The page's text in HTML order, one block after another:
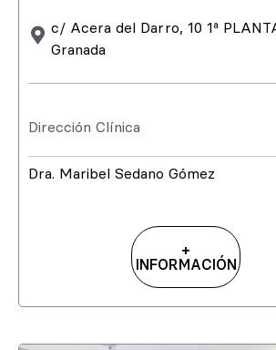
c/ Acera del Darro, 10 1ª
Granada
Dirección Clínica
Dra. Maribel Sedano Gómez
+
INFORMACIÓN